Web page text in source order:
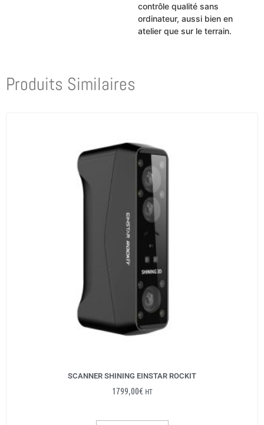
contrôle qualité sans
ordinateur, aussi bien en
atelier que sur le terrain.
Produits Similaires
SCANNER SHINING EINSTAR ROCKIT
1799,00€ HT